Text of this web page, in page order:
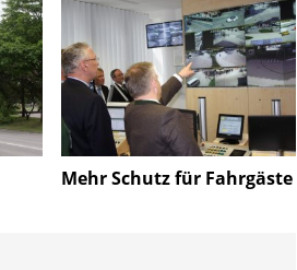
Mehr Schutz für Fahrgäste